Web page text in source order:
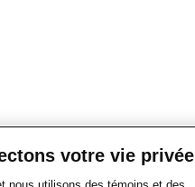
votre vie privée